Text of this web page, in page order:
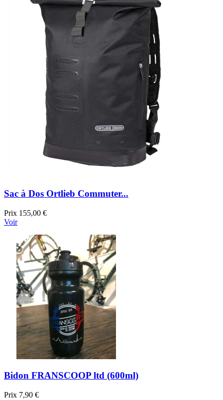
Sac à Dos Ortlieb Commuter...
Prix 155,00 €
Voir
Bidon FRANSCOOP ltd (600ml)
Prix 7,90 €